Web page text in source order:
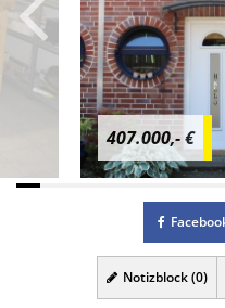
407.000,- €
Notizblock (0)